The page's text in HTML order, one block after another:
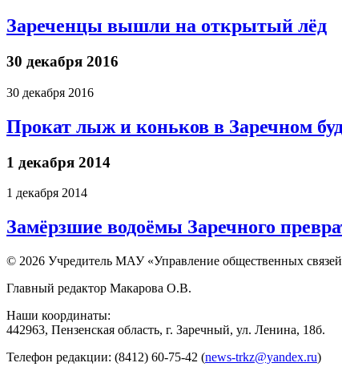
Зареченцы вышли на открытый лёд
30 декабря 2016
30 декабря 2016
Прокат лыж и коньков в Заречном
1 декабря 2014
1 декабря 2014
Замёрзшие водоёмы Заречного
© 2026 Учредитель МАУ «Управление общественных
Главный редактор Макарова О.В.
Наши координаты:
442963, Пензенская область, г. Заречный, ул. Ленина, 18б.
Телефон редакции: (8412) 60-75-42 (news-trkz@yandex.ru)